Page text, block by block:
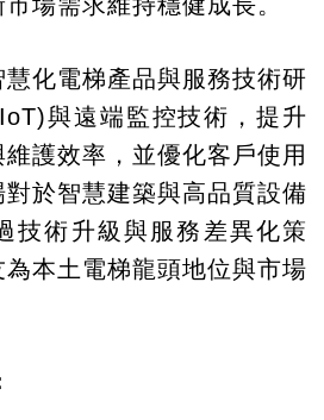
化電梯產品與服務技術研
與遠端監控技術，提升
護效率，並優化客戶使用
於智慧建築與高品質設備
技術升級與服務差異化策
本土電梯龍頭地位與市場